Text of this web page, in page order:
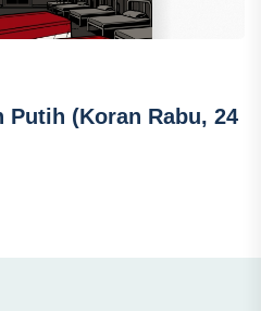
Putih (Koran Rabu, 24